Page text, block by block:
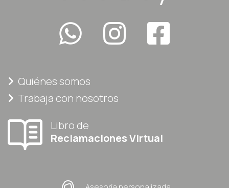
Quiénes somos
Trabaja con nosotros
Libro de
Reclamaciones Virtual